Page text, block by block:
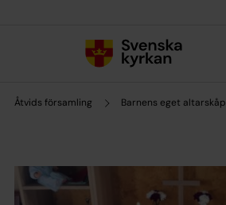
Åtvids församling Barnens eget altarskåp